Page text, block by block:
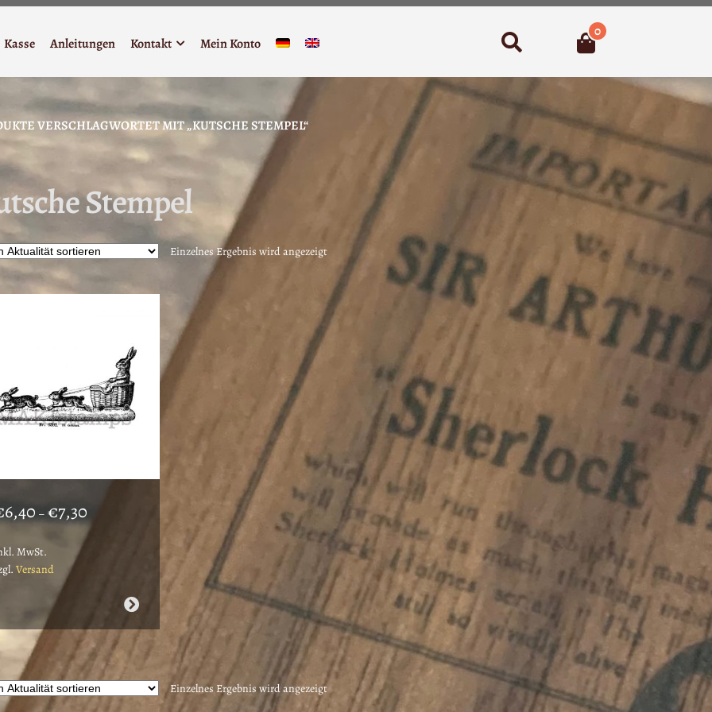
Kasse Anleitungen Kontakt Mein Konto Suchen 0
VERSCHLAGWORTET MIT „KUTSCHE STEMPEL“
Stempel
Einzelnes Ergebnis wird angezeigt
6,40 – €7,30€6,40
bis
MwSt.
Versand
Produkt
Varianten
Die
Einzelnes Ergebnis wird angezeigt